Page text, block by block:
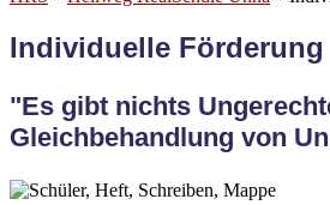
Individuelle Förderung
"Es gibt nichts
Gleichbehandlung von